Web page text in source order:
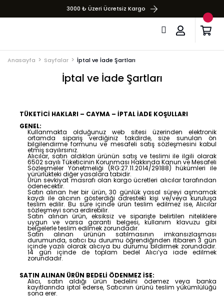
3000 ₺ Üzeri Ücretsiz Kargo
Anasayfa Sayfalar İptal ve İade Şartları
İptal ve İade Şartları
TÜKETİCİ HAKLARI – CAYMA – İPTAL İADE KOŞULLARI
GENEL:
Kullanmakta olduğunuz web sitesi üzerinden elektronik
ortamda sipariş verdiğiniz takdirde, size sunulan ön
bilgilendirme formunu ve mesafeli satış sözleşmesini kabul
etmiş sayılırsınız.
Alıcılar, satın aldıkları ürünün satış ve teslimi ile ilgili olarak
6502 sayılı Tüketicinin Korunması Hakkında Kanun ve Mesafeli
Sözleşmeler Yönetmeliği (RG:27.11.2014/29188) hükümleri ile
yürürlükteki diğer yasalara tabidir.
Ürün sevkiyat masrafı olan kargo ücretleri alıcılar tarafından
ödenecektir.
Satın alınan her bir ürün, 30 günlük yasal süreyi aşmamak
kaydı ile alıcının gösterdiği adresteki kişi ve/veya kuruluşa
teslim edilir. Bu süre içinde ürün teslim edilmez ise, Alıcılar
sözleşmeyi sona erdirebilir.
Satın alınan ürün, eksiksiz ve siparişte belirtilen niteliklere
uygun ve varsa garanti belgesi, kullanım klavuzu gibi
belgelerle teslim edilmek zorundadır.
Satın alınan ürünün satılmasının imkansızlaşması
durumunda, satıcı bu durumu öğrendiğinden itibaren 3 gün
içinde yazılı olarak alıcıya bu durumu bildirmek zorundadır.
14 gün içinde de toplam bedel Alıcı’ya iade edilmek
zorundadır.
SATIN ALINAN ÜRÜN BEDELİ ÖDENMEZ İSE:
Alıcı, satın aldığı ürün bedelini ödemez veya banka
kayıtlarında iptal ederse, Satıcının ürünü teslim yükümlülüğü
sona erer.